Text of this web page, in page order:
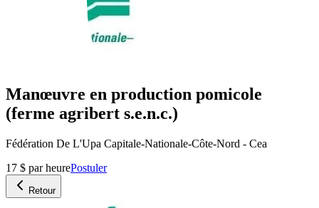
Manœuvre en production pomicole
(ferme agribert s.e.n.c.)
Fédération De L'Upa Capitale-Nationale-Côte-Nord - Cea
17 $ par heurePostuler
Retour